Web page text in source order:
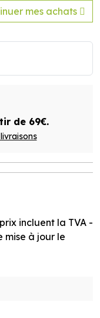
mes achats
de 69€.
incluent la TVA -
mise à jour le